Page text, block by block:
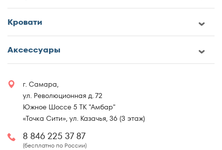
Кровати
Аксессуары
г. Самара,
ул. Революционная д. 72
Южное Шоссе 5 ТК "Амбар"
«Точка Сити», ул. Казачья, 36 (3 этаж)
8 846 225 37 87
(бесплатно по России)